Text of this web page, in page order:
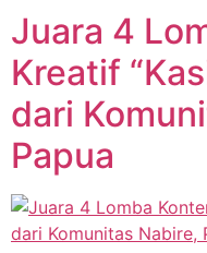
Juara 4
Kreatif
dari
Papua